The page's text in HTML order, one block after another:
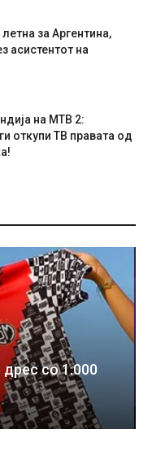
за Аргентина,
асистентот на
на МТВ 2:
откупи ТВ правата од
со 1.000